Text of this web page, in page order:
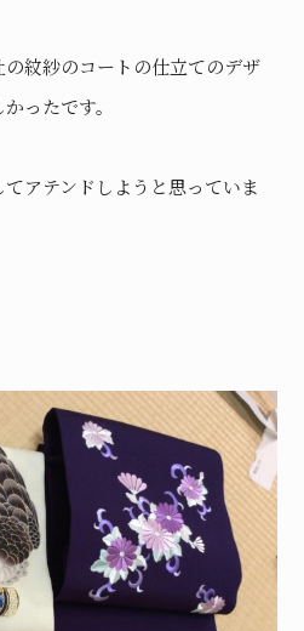
紋紗のコートの仕立てのデザ
ったです。
アテンドしようと思っていま